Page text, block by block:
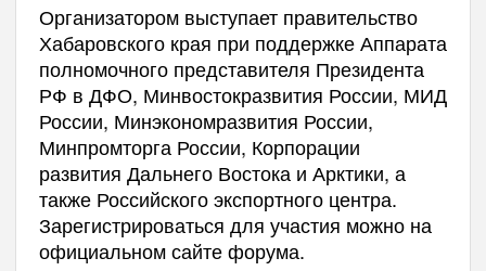
Организатором выступает правительство
Хабаровского края при поддержке Аппарата
полномочного представителя Президента
РФ в ДФО, Минвостокразвития России, МИД
России, Минэкономразвития России,
Минпромторга России, Корпорации
развития Дальнего Востока и Арктики, а
также Российского экспортного центра.
Зарегистрироваться для участия можно на
официальном сайте форума.